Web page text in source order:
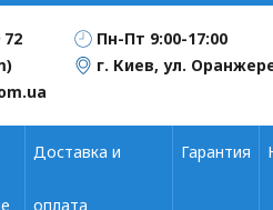
72
Пн-Пт 9:00-17:00
г. Киев, ул.
Доставка и
оплата
Гарантия